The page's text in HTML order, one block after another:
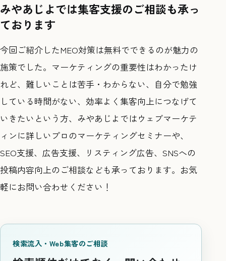
みやあじよでは集客支援のご相談も承っ
ております
今回ご紹介したMEO対策は無料でできるのが魅力の
施策でした。マーケティングの重要性はわかったけ
れど、難しいことは苦手・わからない、自分で勉強
している時間がない、効率よく集客向上につなげて
いきたいという方、みやあじよではウェブマーケテ
ィンに詳しいプロのマーケティングセミナーや、
SEO支援、広告支援、リスティング広告、SNSへの
投稿内容向上のご相談なども承っております。お気
軽にお問い合わせください！
検索流入・Web集客のご相談